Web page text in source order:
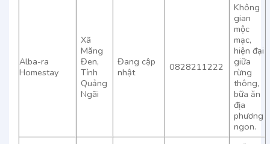
Alba-ra
Homestay
Xã
Măng
Đen,
Tỉnh
Quảng
Ngãi
Đang cập
nhật
0828211222
Không
gian
mộc
mạc,
hiện đại
giữa
rừng
thông,
bữa ăn
địa
phương
ngon.